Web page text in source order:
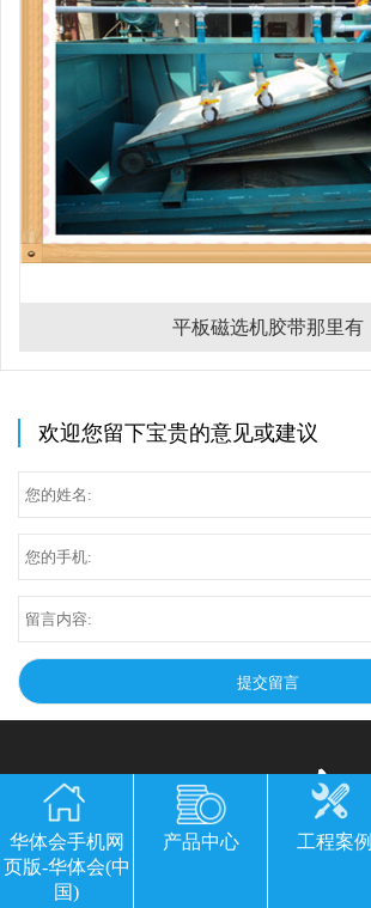
平板磁选机胶带那里有
欢迎您留下宝贵的意见或建议
华体会手机网页版-华体会(中国)
华体会手机网
页版-华体会(中
国)
产品中心 工程案例